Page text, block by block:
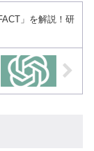
」を解説！研